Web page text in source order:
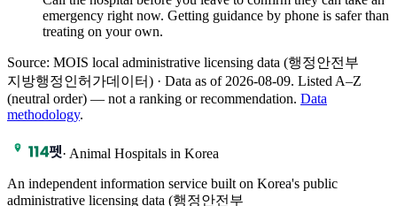
emergency right now. Getting guidance by phone is safer than
treating on your own.
Source: MOIS local administrative licensing data (행정안전부
지방행정인허가데이터) · Data as of 2026-08-09. Listed A–Z
(neutral order) — not a ranking or recommendation. Data
methodology.
· Animal Hospitals in Korea
An independent information service built on Korea's public
administrative licensing data (행정안전부